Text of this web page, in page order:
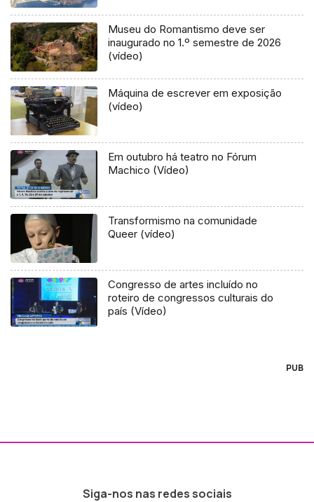
Museu do Romantismo deve ser
inaugurado no 1.º semestre de 2026
(vídeo)
Máquina de escrever em exposição
(vídeo)
Em outubro há teatro no Fórum
Machico (Vídeo)
Transformismo na comunidade
Queer (vídeo)
Congresso de artes incluído no
roteiro de congressos culturais do
país (Vídeo)
PUB
Siga-nos nas redes sociais